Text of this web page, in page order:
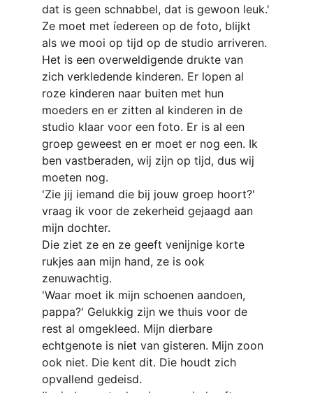
dat is geen schnabbel, dat is gewoon leuk.'
Ze moet met íedereen op de foto, blijkt
als we mooi op tijd op de studio arriveren.
Het is een overweldigende drukte van
zich verkledende kinderen. Er lopen al
roze kinderen naar buiten met hun
moeders en er zitten al kinderen in de
studio klaar voor een foto. Er is al een
groep geweest en er moet er nog een. Ik
ben vastberaden, wij zijn op tijd, dus wij
moeten nog.
'Zie jij iemand die bij jouw groep hoort?'
vraag ik voor de zekerheid gejaagd aan
mijn dochter.
Die ziet ze en ze geeft venijnige korte
rukjes aan mijn hand, ze is ook
zenuwachtig.
'Waar moet ik mijn schoenen aandoen,
pappa?' Gelukkig zijn we thuis voor de
rest al omgekleed. Mijn dierbare
echtgenote is niet van gisteren. Mijn zoon
ook niet. Die kent dit. Die houdt zich
opvallend gedeisd.